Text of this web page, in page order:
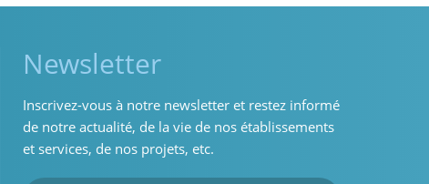
Newsletter
Inscrivez-vous à notre newsletter et restez informé
de notre actualité, de la vie de nos établissements
et services, de nos projets, etc.